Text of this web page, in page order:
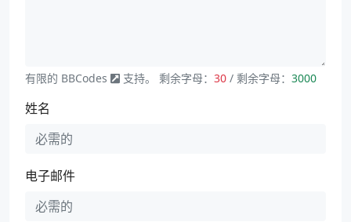
有限的 BBCodes 支持。 剩余字母：30 / 剩余字母：3000
姓名
电子邮件